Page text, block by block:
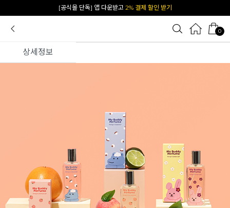
[공식몰 단독] 앱 다운받고 2% 결제 할인 받기
0
상세정보